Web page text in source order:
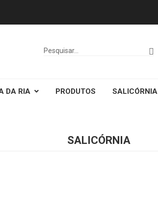
DA RIA PRODUTOS SALICÓRNIA
SALICÓRNIA